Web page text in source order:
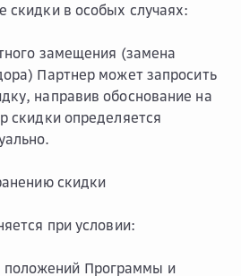
скидки в особых случаях:
замещения (замена
Партнер может запросить
направив обоснование на
скидки определяется
скидки
при условии:
положений Программы и